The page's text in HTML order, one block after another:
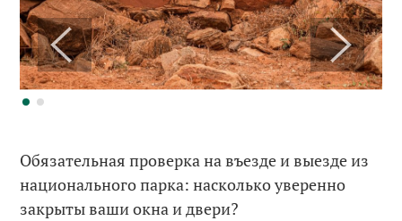
Обязательная проверка на въезде и выезде из
национального парка: насколько уверенно
закрыты ваши окна и двери?